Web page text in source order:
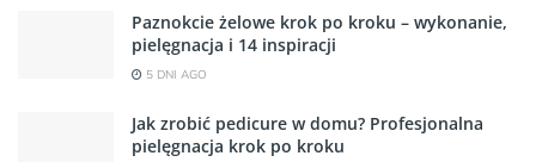
Paznokcie żelowe krok po kroku – wykonanie,
pielęgnacja i 14 inspiracji
5 DNI AGO
Jak zrobić pedicure w domu? Profesjonalna
pielęgnacja krok po kroku